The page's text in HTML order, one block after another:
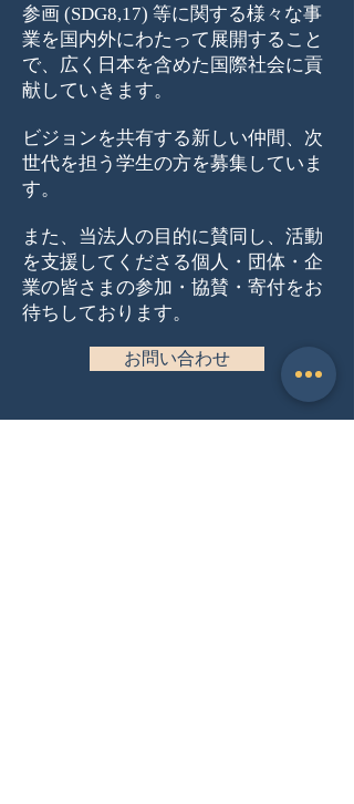
参画 (SDG8,17) 等に関する様々な事
業を国内外にわたって展開すること
で、広く日本を含めた国際社会に貢
献していきます。
ビジョンを共有する新しい仲間、次
世代を担う学生の方を募集していま
す。
また、当法人の目的に賛同し、活動
を支援してくださる個人・団体・企
業の皆さまの参加・協賛・寄付をお
待ちしております。
お問い合わせ